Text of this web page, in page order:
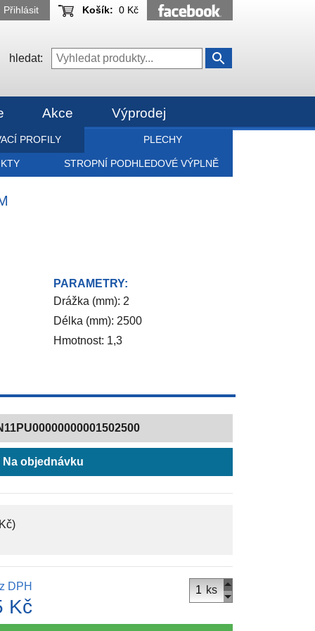
Přihlásit Košík: 0 Kč
hledat:
PROFILY PLECHY
STROPNÍ PODHLEDOVÉ VÝPLNĚ
Akce Výprodej
PARAMETRY:
Drážka (mm): 2
Délka (mm): 2500
Hmotnost: 1,3
Na objednávku
DPH
Kč
ks